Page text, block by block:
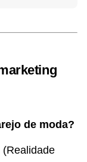
de moda?
(Realidade